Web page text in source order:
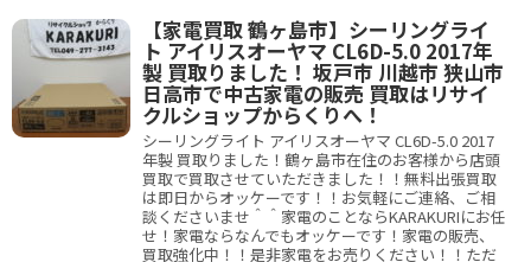
【家電買取 鶴ヶ島市】シーリングライ
ト アイリスオーヤマ CL6D-5.0 2017年
製 買取りました！ 坂戸市 川越市 狭山市
日高市で中古家電の販売 買取はリサイ
クルショップからくりへ！
シーリングライト アイリスオーヤマ CL6D-5.0 2017
年製 買取りました！鶴ヶ島市在住のお客様から店頭
買取で買取させていただきました！！無料出張買取
は即日からオッケーです！！お気軽にご連絡、ご相
談くださいませ＾＾家電のことならKARAKURIにお任
せ！家電ならなんでもオッケーです！家電の販売、
買取強化中！！是非家電をお売りください！！ただ